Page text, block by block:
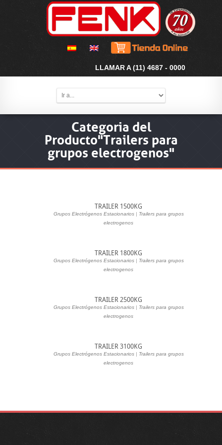
LLAMAR A (11) 4687 - 0000
Categoria del
Producto"Trailers para
grupos electrogenos"
TRAILER 1500KG
Grupos Electrógenos Estacionarios| Trailers para grupos
electrogenos
TRAILER 1800KG
Grupos Electrógenos Estacionarios| Trailers para grupos
electrogenos
TRAILER 2500KG
Grupos Electrógenos Estacionarios| Trailers para grupos
electrogenos
TRAILER 3100KG
Grupos Electrógenos Estacionarios| Trailers para grupos
electrogenos